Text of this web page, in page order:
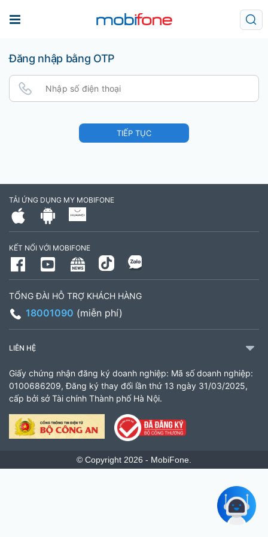
Đăng nhập bằng OTP
TIẾP TỤC
TẢI ỨNG DỤNG MY MOBIFONE
KẾT NỐI VỚI MOBIFONE
TỔNG ĐÀI HỖ TRỢ KHÁCH HÀNG
18001090 (miễn phí)
LIÊN HỆ
Giấy chứng nhận đăng ký doanh nghiệp: Mã số doanh nghiệp:
0100686209, Đăng ký thay đổi lần thứ 13 ngày 31/03/2025,
cấp bởi sở Tài chính Thành phố Hà Nội.
© Copyright 2026 - MobiFone.